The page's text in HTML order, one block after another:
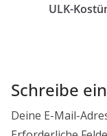
ULK-
Schreibe
Deine E-Mail-